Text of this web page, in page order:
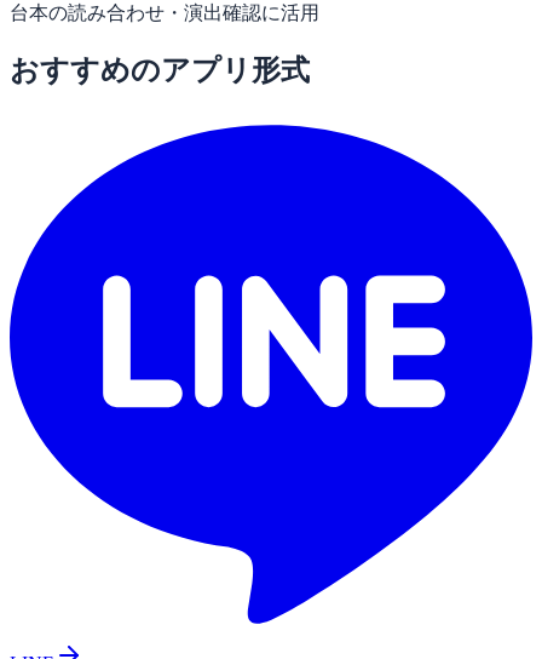
台本の読み合わせ・演出確認に活用
おすすめのアプリ形式